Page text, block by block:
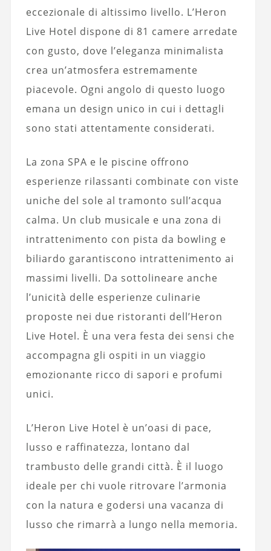
eccezionale di altissimo livello. L’Heron
Live Hotel dispone di 81 camere arredate
con gusto, dove l’eleganza minimalista
crea un’atmosfera estremamente
piacevole. Ogni angolo di questo luogo
emana un design unico in cui i dettagli
sono stati attentamente considerati.
La zona SPA e le piscine offrono
esperienze rilassanti combinate con viste
uniche del sole al tramonto sull’acqua
calma. Un club musicale e una zona di
intrattenimento con pista da bowling e
biliardo garantiscono intrattenimento ai
massimi livelli. Da sottolineare anche
l’unicità delle esperienze culinarie
proposte nei due ristoranti dell’Heron
Live Hotel. È una vera festa dei sensi che
accompagna gli ospiti in un viaggio
emozionante ricco di sapori e profumi
unici.
L’Heron Live Hotel è un’oasi di pace,
lusso e raffinatezza, lontano dal
trambusto delle grandi città. È il luogo
ideale per chi vuole ritrovare l’armonia
con la natura e godersi una vacanza di
lusso che rimarrà a lungo nella memoria.